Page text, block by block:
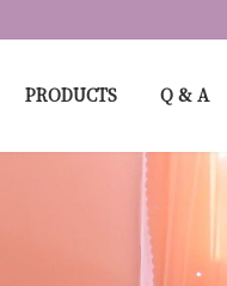
PRODUCTS Q & A